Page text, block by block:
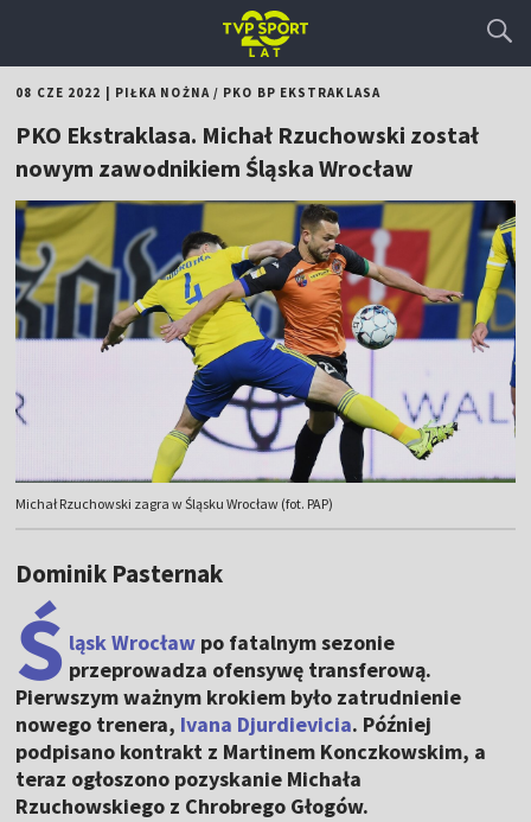
08 CZE 2022 PIŁKA NOŻNA/ PKO BP EKSTRAKLASA
PKO Ekstraklasa. Michał Rzuchowski został
nowym zawodnikiem Śląska Wrocław
Michał Rzuchowski zagra w Śląsku Wrocław (fot. PAP)
Dominik Pasternak
Ś ląsk Wrocław po fatalnym sezonie
przeprowadza ofensywę transferową.
Pierwszym ważnym krokiem było zatrudnienie
nowego trenera, Ivana Djurdievicia. Później
podpisano kontrakt z Martinem Konczkowskim, a
teraz ogłoszono pozyskanie Michała
Rzuchowskiego z Chrobrego Głogów.